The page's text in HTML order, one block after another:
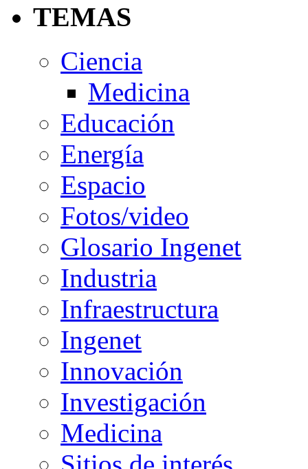
TEMAS
Ciencia
Medicina
Educación
Energía
Espacio
Fotos/video
Glosario Ingenet
Industria
Infraestructura
Ingenet
Innovación
Investigación
Medicina